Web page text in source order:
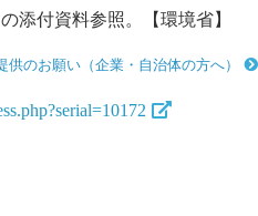
添付資料参照。【環境省】
供のお願い（企業・自治体の方へ）